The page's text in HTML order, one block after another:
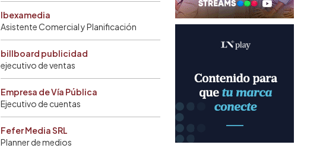
Ibexamedia
Asistente Comercial y Planificación
billboard publicidad
ejecutivo de ventas
Empresa de Vía Pública
Ejecutivo de cuentas
Fefer Media SRL
Planner de medios